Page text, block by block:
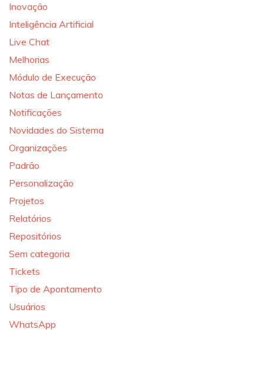
Inovação
Inteligência Artificial
Live Chat
Melhorias
Módulo de Execução
Notas de Lançamento
Notificações
Novidades do Sistema
Organizações
Padrão
Personalização
Projetos
Relatórios
Repositórios
Sem categoria
Tickets
Tipo de Apontamento
Usuários
WhatsApp